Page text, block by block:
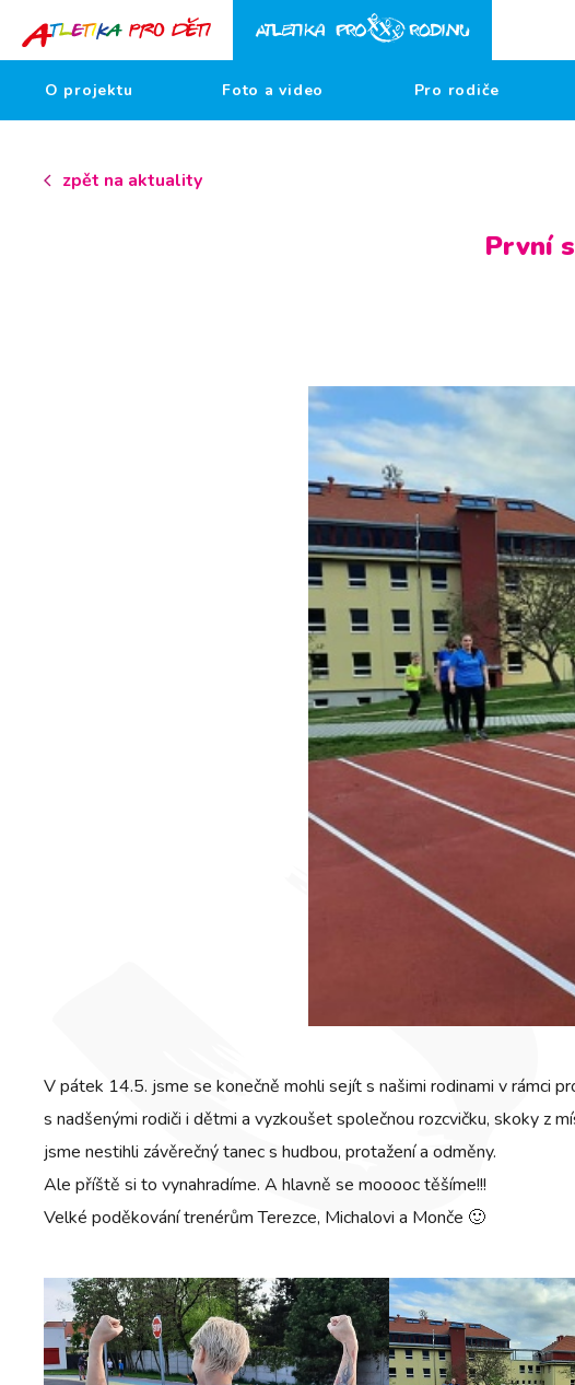
O projektu Foto a video Pro rodiče
zpět na aktuality
První
V pátek 14.5. jsme se konečně mohli sejít s našimi rodinami v rámci
s nadšenými rodiči i dětmi a vyzkoušet společnou rozcvičku, skoky z
jsme nestihli závěrečný tanec s hudbou, protažení a odměny.
Ale příště si to vynahradíme. A hlavně se mooooc těšíme!!!
Velké poděkování trenérům Terezce, Michalovi a Monče 🙂